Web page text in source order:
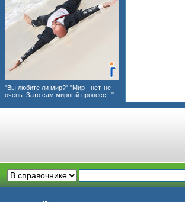
"Вы любите ли мир?" "Мир - нет, не
очень. Зато сам мирный процесс!.."